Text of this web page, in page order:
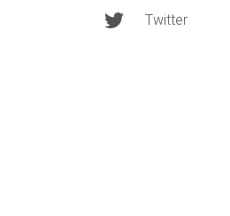
Twitter